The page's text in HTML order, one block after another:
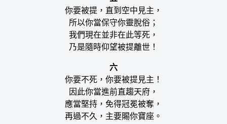
你要被提，直到空中見主，
所以你當保守你靈脫俗；
我們現在並非在此等死，
乃是隨時仰望被提離世！
六
你要不死，你要被提見主！
因此你當進前直趨天府，
應當堅持，免得冠冕被奪，
再過不久，主要賜你寶座。